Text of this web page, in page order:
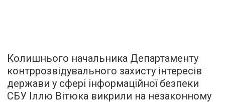
Колишнього начальника Департаменту
контррозвідувального захисту інтересів
держави у сфері інформаційної безпеки
СБУ Іллю Вітюка викрили на незаконному